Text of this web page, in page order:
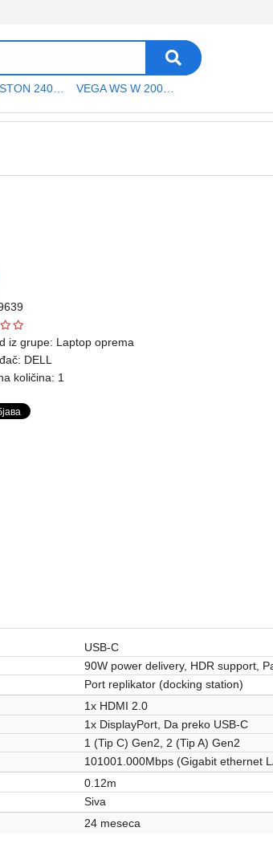
VEGA WS W 200 platno
iz grupe: Laptop oprema
DELL
količina: 1
USB-C
90W power delivery, HDR support,
Port replikator (docking station)
1x HDMI 2.0
1x DisplayPort, Da preko USB-C
1 (Tip C) Gen2, 2 (Tip A) Gen2
101001.000Mbps (Gigabit ethernet
0.12m
Siva
24 meseca